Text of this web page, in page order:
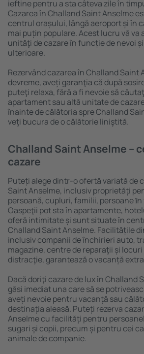
ieftine pentru a sta câteva zile în
Cazarea în Challand Saint Anselme
centrul orașului, lângă aeroport și în
mai puțin populare. Acest lucru vă va
unităţi de cazare în funcție de nevoi
ulterioare.
Rezervând cazarea în Challand Saint
devreme, aveți garanţia că după
puteţi relaxa, fără a fi nevoie să
apartament sau altă unitate de
înainte de călătoria spre Challand
veţi bucura de o călătorie liniştită.
Challand Saint Anselme –
cazare
Puteți alege dintr-o ofertă variată de
Saint Anselme, inclusiv proprietăți
persoană, cupluri, familii, persoane
Oaspeţii pot sta în apartamente,
oferă intimitate și sunt situate în
Challand Saint Anselme. Facilitățile
inclusiv companii de închirieri auto,
magazine, centre de reparaţii și locuri
distracţie, garantează o vacanță
Dacă doriţi cazare de lux în Challand
găsi imediat una care să se
aveți nevoie pentru vacanță sau
destinația aleasă. Puteți rezerva
Anselme cu facilități pentru
sugari și copii, precum și pentru cei
animale de companie.